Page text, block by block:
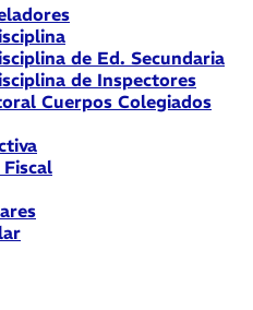
de Ed. Secundaria
de Inspectores
Cuerpos Colegiados